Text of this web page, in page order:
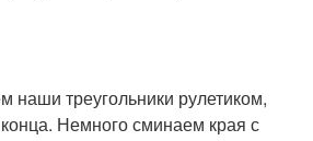
наши треугольники рулетиком,
Немного сминаем края с